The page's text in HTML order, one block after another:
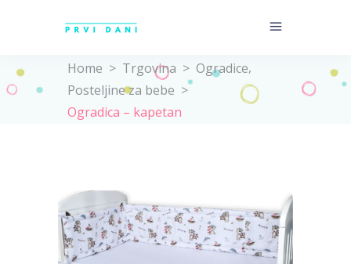
Home > Trgovina > Ogradice,
Posteljine za bebe >
Ogradica – kapetan